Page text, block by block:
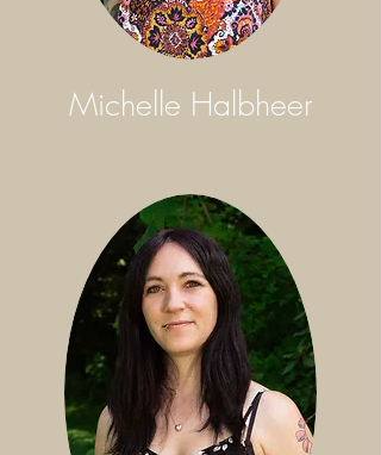
Michelle Halbheer